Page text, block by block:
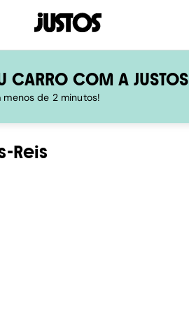
CARRO COM A JUSTOS
de 2 minutos!
Reis